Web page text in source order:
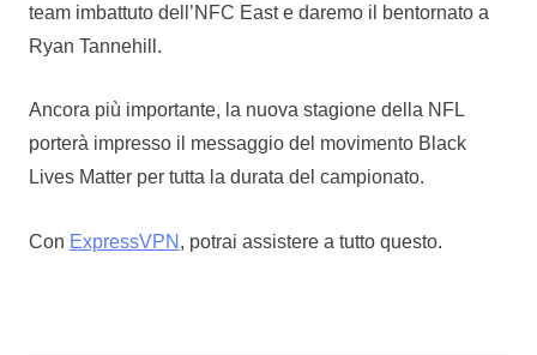
team imbattuto dell’NFC East e daremo il bentornato a
Ryan Tannehill.
Ancora più importante, la nuova stagione della NFL
porterà impresso il messaggio del movimento Black
Lives Matter per tutta la durata del campionato.
Con ExpressVPN , potrai assistere a tutto questo.